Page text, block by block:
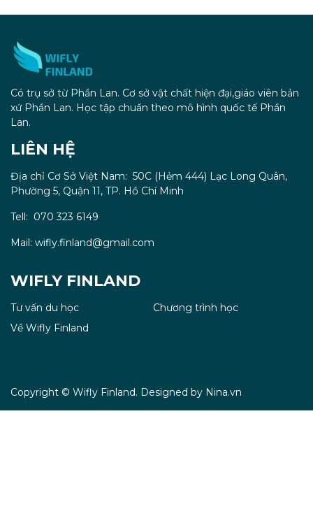
Có trụ sở từ Phần Lan. Cơ sở vật chất hiện đại,giáo viên bản
xứ Phần Lan. Học tập chuẩn theo mô hình quốc tế Phần
Lan.
LIÊN HỆ
Địa chỉ Cơ Sở Việt Nam: 50C (Hẻm 444) Lạc Long Quân,
Phường 5, Quận 11, TP. Hồ Chí Minh
Tell: 070 323 6149
Mail: wifly.finland@gmail.com
WIFLY FINLAND
Tư vấn du học
Chương trình học
Về Wifly Finland
Copyright © Wifly Finland. Designed by Nina.vn